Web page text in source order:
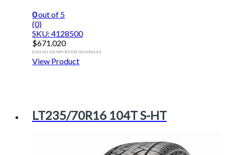
0out of 5
(0)
SKU: 4128500
$671.020
$ 554.562 SIN IMPUESTOS NACIONALES
View Product
LT235/70R16 104T S-HT